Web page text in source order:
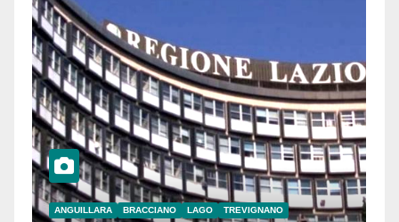
ANGUILLARA BRACCIANO LAGO TREVIGNANO